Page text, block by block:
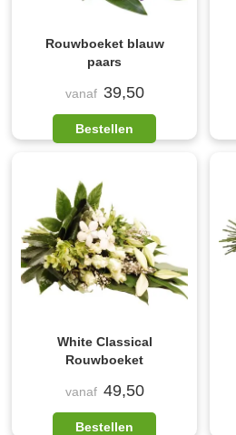
Rouwboeket blauw
paars
vanaf 39,50
Bestellen
White Classical
Rouwboeket
vanaf 49,50
Bestellen